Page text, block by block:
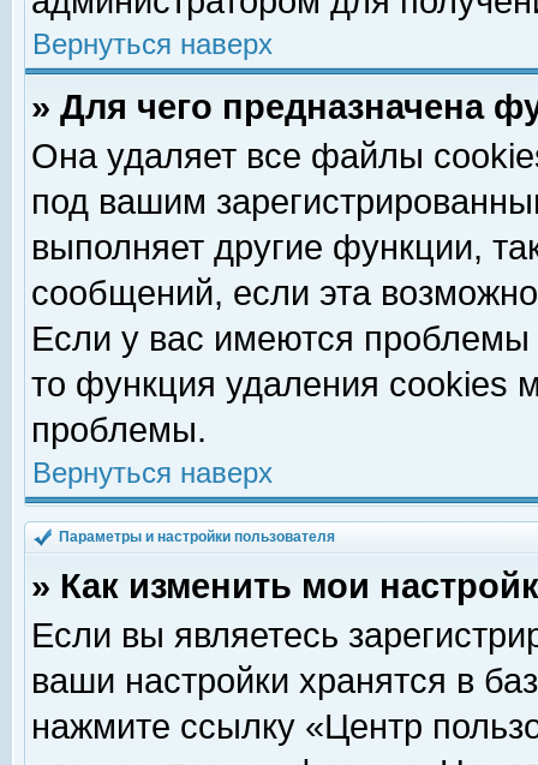
Вернуться наверх
» Для чего предназначена
Она удаляет все файлы
под вашим
выполняет другие функции,
сообщений, если эта
Если у вас имеются
то функция удаления cookies
проблемы.
Вернуться наверх
Параметры и настройки пользователя
» Как изменить мои
Если вы являетесь
ваши настройки хранятся в
нажмите ссылку «Центр